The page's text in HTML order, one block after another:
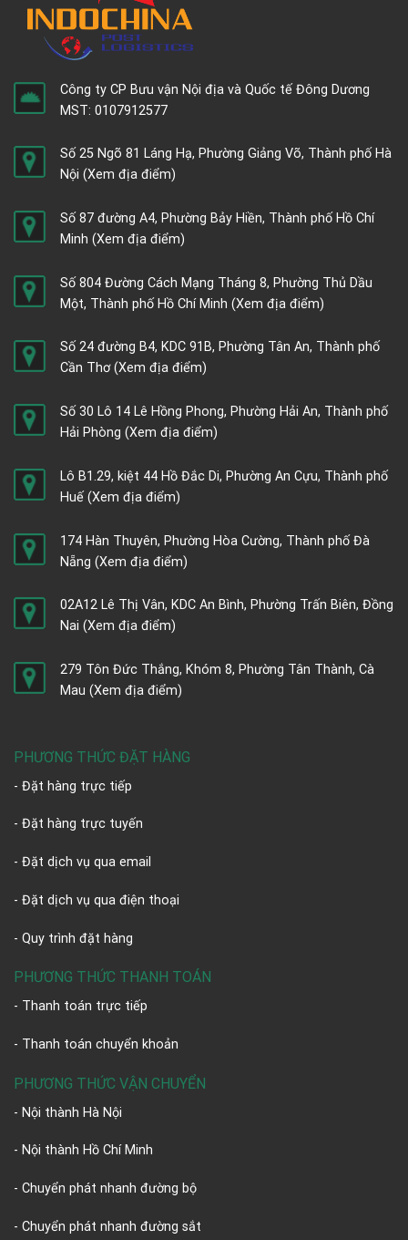
Công ty CP Bưu vận Nội địa và Quốc tế Đông Dương
MST: 0107912577
Số 25 Ngõ 81 Láng Hạ, Phường Giảng Võ, Thành phố Hà
Nội (Xem địa điểm)
Số 87 đường A4, Phường Bảy Hiền, Thành phố Hồ Chí
Minh (Xem địa điểm)
Số 804 Đường Cách Mạng Tháng 8, Phường Thủ Dầu
Một, Thành phố Hồ Chí Minh (Xem địa điểm)
Số 24 đường B4, KDC 91B, Phường Tân An, Thành phố
Cần Thơ(Xem địa điểm)
Số 30 Lô 14 Lê Hồng Phong, Phường Hải An, Thành phố
Hải Phòng (Xem địa điểm)
Lô B1.29, kiệt 44 Hồ Đắc Di, Phường An Cựu, Thành phố
Huế (Xem địa điểm)
174 Hàn Thuyên, Phường Hòa Cường, Thành phố Đà
Nẵng (Xem địa điểm)
02A12 Lê Thị Vân, KDC An Bình, Phường Trấn Biên, Đồng
Nai (Xem địa điểm)
279 Tôn Đức Thắng, Khóm 8, Phường Tân Thành, Cà
Mau (Xem địa điểm)
PHƯƠNG THỨC ĐẶT HÀNG
- Đặt hàng trực tiếp
- Đặt hàng trực tuyến
- Đặt dịch vụ qua email
- Đặt dịch vụ qua điện thoại
- Quy trình đặt hàng
PHƯƠNG THỨC THANH TOÁN
- Thanh toán trực tiếp
- Thanh toán chuyển khoản
PHƯƠNG THỨC VẬN CHUYỂN
- Nội thành Hà Nội
- Nội thành Hồ Chí Minh
- Chuyển phát nhanh đường bộ
- Chuyển phát nhanh đường sắt